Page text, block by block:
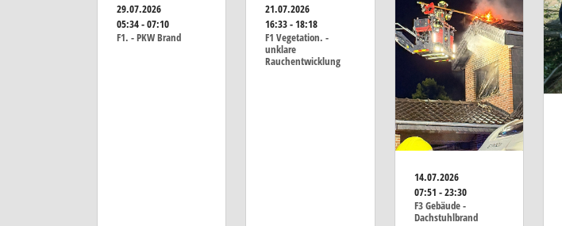
29.07.2026
05:34 - 07:10
F1. - PKW Brand
21.07.2026
16:33 - 18:18
F1 Vegetation. -
unklare
Rauchentwicklung
14.07.2026
07:51 - 23:30
F3 Gebäude -
Dachstuhlbrand